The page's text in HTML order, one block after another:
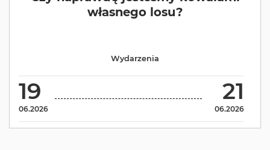
własnego losu?
19
06.2026
21
06.2026
Wydarzenia